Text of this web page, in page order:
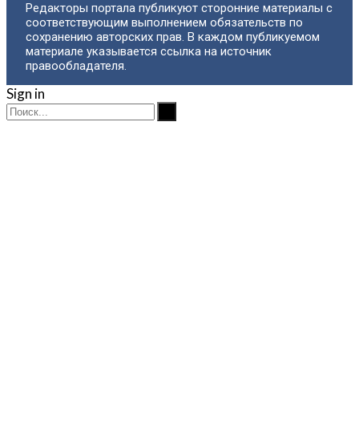
Редакторы портала публикуют сторонние материалы с
соответствующим выполнением обязательств по
сохранению авторских прав. В каждом публикуемом
материале указывается ссылка на источник
правообладателя.
Sign in